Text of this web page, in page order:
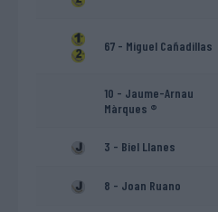
67 - Miguel Cañadillas
10 - Jaume-Arnau
Màrques ®
3 - Biel Llanes
8 - Joan Ruano